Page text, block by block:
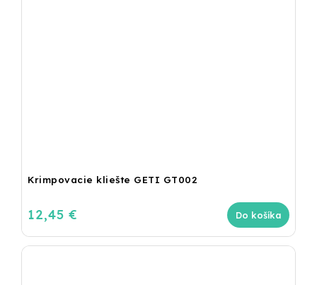
Krimpovacie kliešte GETI GT002
12,45 € Do košíka